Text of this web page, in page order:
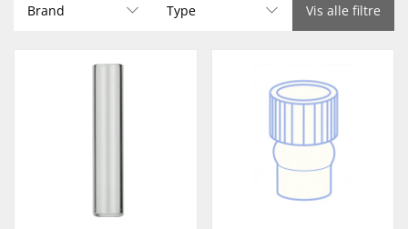
Brand Type Vis alle filtre